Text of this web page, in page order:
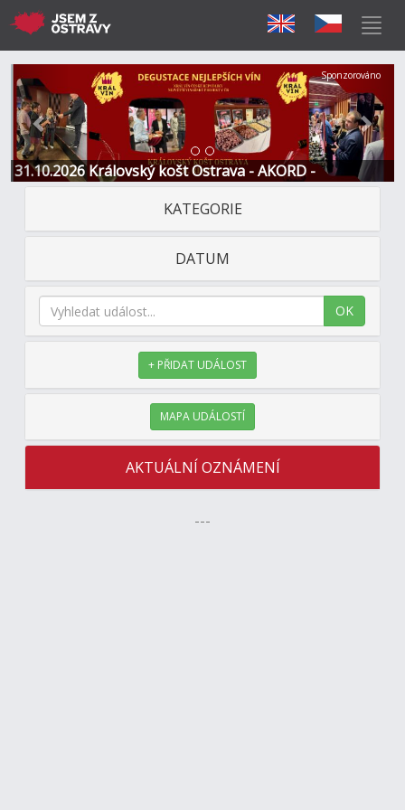
31.10.2026 Královský košt Ostrava - AKORD -
Restaurace a Hotel
Předchozí Další
Sponzorováno
KATEGORIE
DATUM
OK
+ PŘIDAT UDÁLOST
MAPA UDÁLOSTÍ
AKTUÁLNÍ OZNÁMENÍ
---